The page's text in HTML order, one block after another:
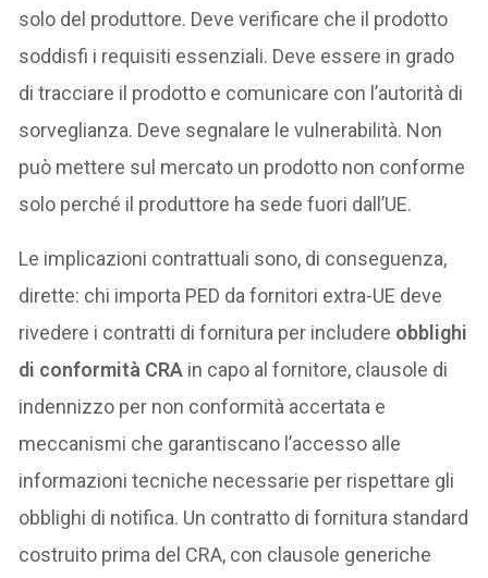
solo del produttore. Deve verificare che il prodotto
soddisfi i requisiti essenziali. Deve essere in grado
di tracciare il prodotto e comunicare con l’autorità di
sorveglianza. Deve segnalare le vulnerabilità. Non
può mettere sul mercato un prodotto non conforme
solo perché il produttore ha sede fuori dall’UE.
Le implicazioni contrattuali sono, di conseguenza,
dirette: chi importa PED da fornitori extra-UE deve
rivedere i contratti di fornitura per includere obblighi
di conformità CRA in capo al fornitore, clausole di
indennizzo per non conformità accertata e
meccanismi che garantiscano l’accesso alle
informazioni tecniche necessarie per rispettare gli
obblighi di notifica. Un contratto di fornitura standard
costruito prima del CRA, con clausole generiche